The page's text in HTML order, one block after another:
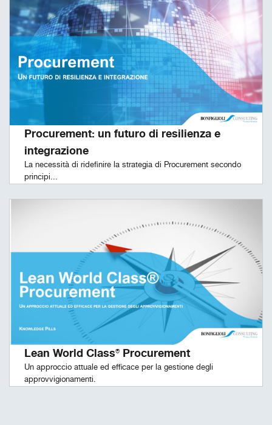
Procurement: un futuro di resilienza e
integrazione
La necessità di ridefinire la strategia di Procurement secondo
principi...
Lean World Class® Procurement
Un approccio attuale ed efficace per la gestione degli
approvvigionamenti.